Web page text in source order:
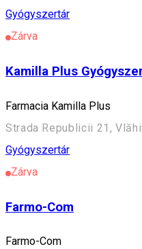
Gyógyszertár
Zárva
Kamilla Plus
Farmacia Kamilla Plus
Strada Republicii 21,
Gyógyszertár
Zárva
Farmo-Com
Farmo-Com